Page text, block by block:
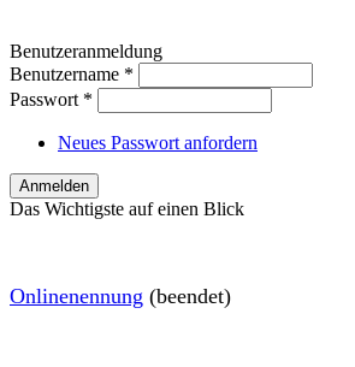
Benutzeranmeldung
Benutzername *
Passwort *
Neues Passwort anfordern
Das Wichtigste auf einen Blick
Onlinenennung (beendet)